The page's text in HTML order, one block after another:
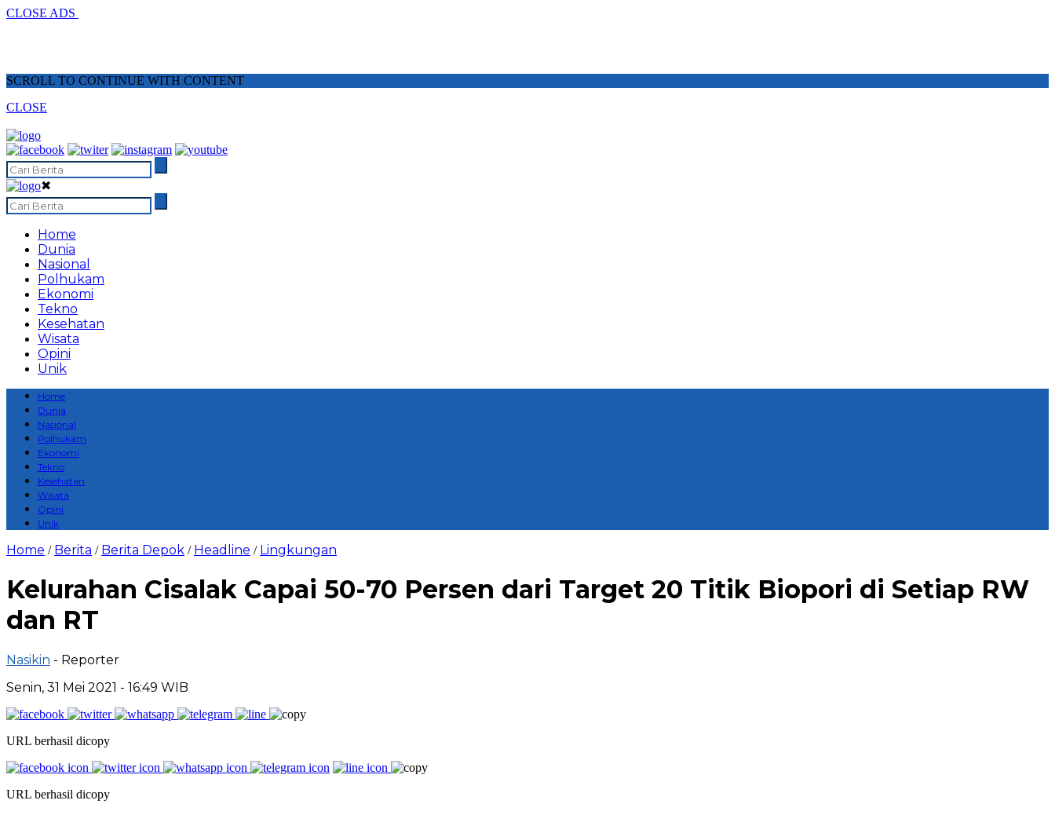
CLOSE ADS
SCROLL TO CONTINUE WITH CONTENT
CLOSE
✖
Home
Dunia
Nasional
Polhukam
Ekonomi
Tekno
Kesehatan
Wisata
Opini
Unik
Home
Dunia
Nasional
Polhukam
Ekonomi
Tekno
Kesehatan
Wisata
Opini
Unik
Home / Berita / Berita Depok / Headline / Lingkungan
Kelurahan Cisalak Capai 50-70 Persen dari Target 20 Titik Biopori di Setiap RW
dan RT
Nasikin - Reporter
Senin, 31 Mei 2021 - 16:49 WIB
URL berhasil dicopy
URL berhasil dicopy